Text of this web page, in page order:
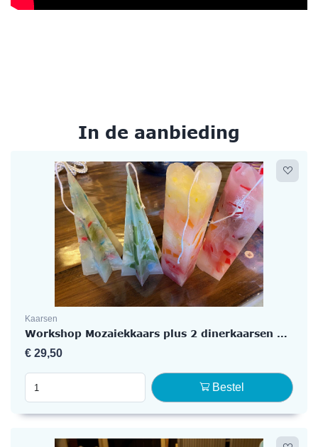
In de aanbieding
Kaarsen
Workshop Mozaiekkaars plus 2 dinerkaarsen maken
€ 29,50
Bestel